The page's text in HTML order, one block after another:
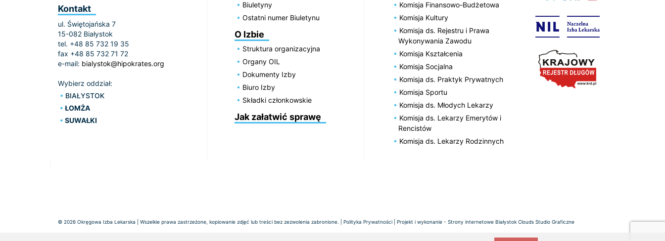
Kontakt
ul. Świętojańska 7
15-082 Białystok
tel. +48 85 732 19 35
fax +48 85 732 71 72
e-mail: bialystok@hipokrates.org
Wybierz oddział:
BIAŁYSTOK
ŁOMŻA
SUWAŁKI
Biuletyny
Ostatni numer Biuletynu
O Izbie
Struktura organizacyjna
Organy OIL
Dokumenty Izby
Biuro Izby
Składki członkowskie
Jak załatwić sprawę
Komisja Finansowo-Budżetowa
Komisja Kultury
Komisja ds. Rejestru i Prawa
Wykonywania Zawodu
Komisja Kształcenia
Komisja Socjalna
Komisja ds. Praktyk Prywatnych
Komisja Sportu
Komisja ds. Młodych Lekarzy
Komisja ds. Lekarzy Emerytów i
Rencistów
Komisja ds. Lekarzy Rodzinnych
© 2026 Okręgowa Izba Lekarska | Wszelkie prawa zastrzeżone, kopiowanie zdjęć lub treści bez zezwolenia zabronione. | Polityka Prywatności | Projekt i wykonanie - Strony internetowe Białystok Clouds Studio Graficzne